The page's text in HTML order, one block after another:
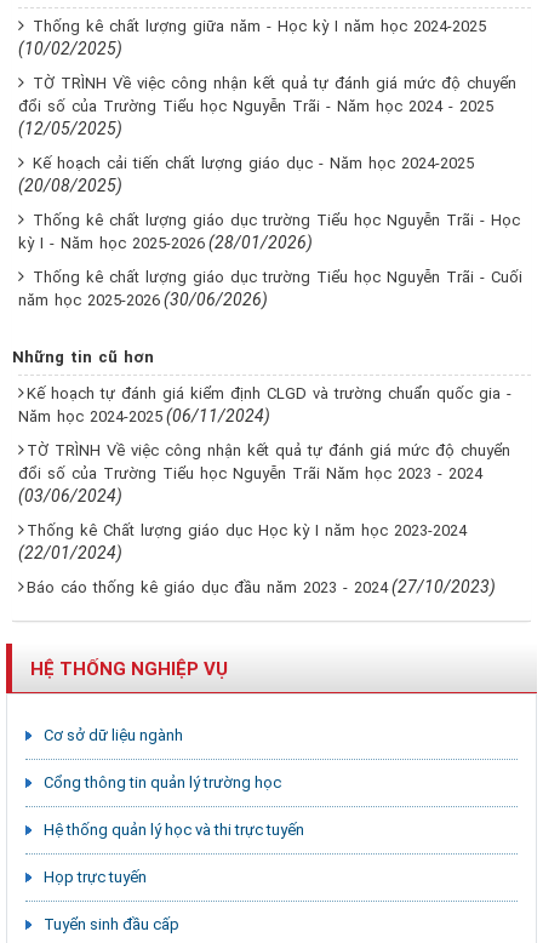
Thống kê chất lượng giữa năm - Học kỳ I năm học 2024-2025
(10/02/2025)
TỜ TRÌNH Về việc công nhận kết quả tự đánh giá mức độ chuyển
đổi số của Trường Tiểu học Nguyễn Trãi - Năm học 2024 - 2025
(12/05/2025)
Kế hoạch cải tiến chất lượng giáo dục - Năm học 2024-2025
(20/08/2025)
Thống kê chất lượng giáo dục trường Tiểu học Nguyễn Trãi - Học
kỳ I - Năm học 2025-2026 (28/01/2026)
Thống kê chất lượng giáo dục trường Tiểu học Nguyễn Trãi - Cuối
năm học 2025-2026 (30/06/2026)
Những tin cũ hơn
Kế hoạch tự đánh giá kiểm định CLGD và trường chuẩn quốc gia -
Năm học 2024-2025 (06/11/2024)
TỜ TRÌNH Về việc công nhận kết quả tự đánh giá mức độ chuyển
đổi số của Trường Tiểu học Nguyễn Trãi Năm học 2023 - 2024
(03/06/2024)
Thống kê Chất lượng giáo dục Học kỳ I năm học 2023-2024
(22/01/2024)
Báo cáo thống kê giáo dục đầu năm 2023 - 2024 (27/10/2023)
HỆ THỐNG NGHIỆP VỤ
Cơ sở dữ liệu ngành
Cổng thông tin quản lý trường học
Hệ thống quản lý học và thi trực tuyến
Họp trực tuyến
Tuyển sinh đầu cấp